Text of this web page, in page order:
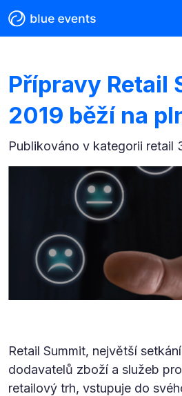
Přípravy Retail
2019 běží na
Publikováno v kategorii retail
Retail Summit, největší
dodavatelů zboží a služeb
retailový trh, vstupuje do